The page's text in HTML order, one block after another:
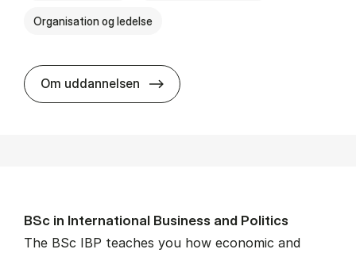
Organisation og ledelse
Om uddannelsen BSc in In­ter­na­tion­al Busi­ness
BSc in In­ter­na­tion­al Busi­ness and Polit­ics
The BSc IBP teaches you how economic and